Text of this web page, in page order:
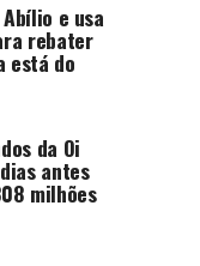
e usa
rebater
está do
da Oi
antes
milhões